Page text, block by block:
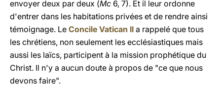
envoyer deux par deux (Mc 6, 7). Et il leur ordonne
d'entrer dans les habitations privées et de rendre ainsi
témoignage. Le Concile Vatican II a rappelé que tous
les chrétiens, non seulement les ecclésiastiques mais
aussi les laïcs, participent à la mission prophétique du
Christ. Il n'y a aucun doute à propos de "ce que nous
devons faire".